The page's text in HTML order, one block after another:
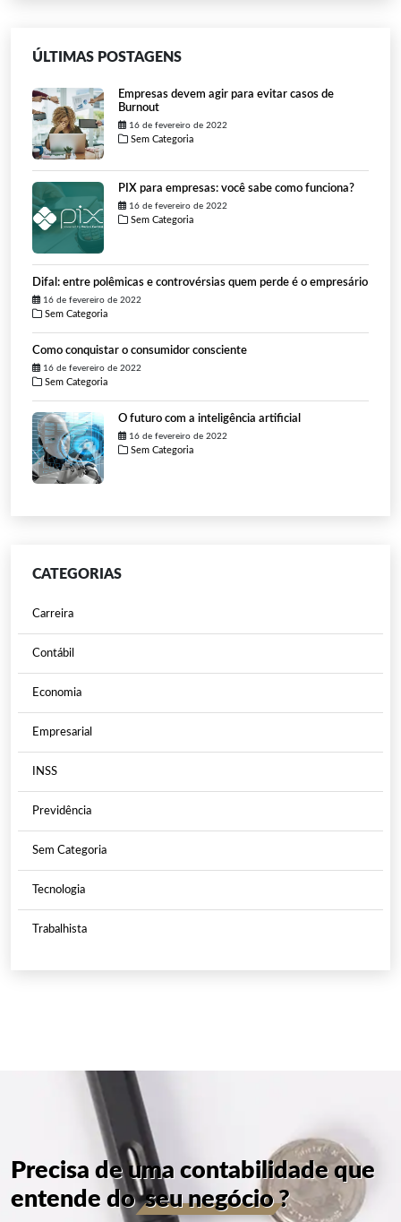
ÚLTIMAS POSTAGENS
Empresas devem agir para evitar casos de
Burnout
16 de fevereiro de 2022
Sem Categoria
PIX para empresas: você sabe como funciona?
16 de fevereiro de 2022
Sem Categoria
Difal: entre polêmicas e controvérsias quem perde é o empresário
16 de fevereiro de 2022
Sem Categoria
Como conquistar o consumidor consciente
16 de fevereiro de 2022
Sem Categoria
O futuro com a inteligência artificial
16 de fevereiro de 2022
Sem Categoria
CATEGORIAS
Carreira
Contábil
Economia
Empresarial
INSS
Previdência
Sem Categoria
Tecnologia
Trabalhista
Precisa de uma contabilidade que
entende doseu negócio?